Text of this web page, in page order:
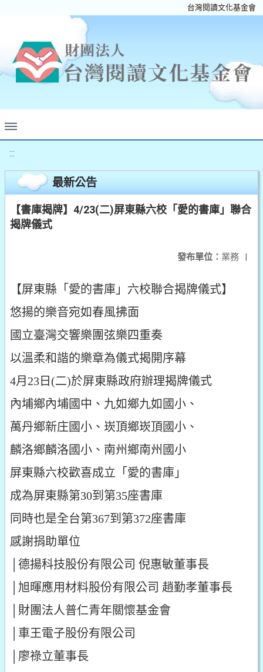
台灣閱讀文化基金會
:::
最新公告
【書庫揭牌】4/23(二)屏東縣六校「愛的書庫」聯合
揭牌儀式
發布單位： 業務 |
【屏東縣「愛的書庫」六校聯合揭牌儀式】
悠揚的樂音宛如春風拂面
國立臺灣交響樂團弦樂四重奏
以溫柔和諧的樂章為儀式揭開序幕
4月23日(二)於屏東縣政府辦理揭牌儀式
內埔鄉內埔國中、九如鄉九如國小、
萬丹鄉新庄國小、崁頂鄉崁頂國小、
麟洛鄉麟洛國小、南州鄉南州國小
屏東縣六校歡喜成立「愛的書庫」
成為屏東縣第30到第35座書庫
同時也是全台第367到第372座書庫
感謝捐助單位
│德揚科技股份有限公司 倪惠敏董事長
│旭暉應用材料股份有限公司 趙勤孝董事長
│財團法人普仁青年關懷基金會
│車王電子股份有限公司
│廖祿立董事長